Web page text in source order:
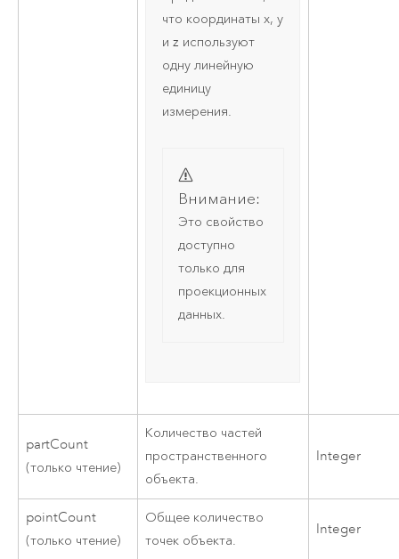
что координаты x, y
и z используют
одну линейную
единицу
измерения.
Внимание:
Это свойство
доступно
только для
проекционных
данных.
partCount
(только чтение)
Количество частей
пространственного
объекта.
Integer
pointCount
(только чтение)
Общее количество
точек объекта.
Integer